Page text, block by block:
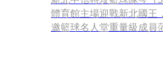
體育館主場迎戰新北國王
邀籃球名人堂重量級成員